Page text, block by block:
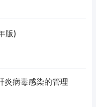
版)
炎病毒感染的管理